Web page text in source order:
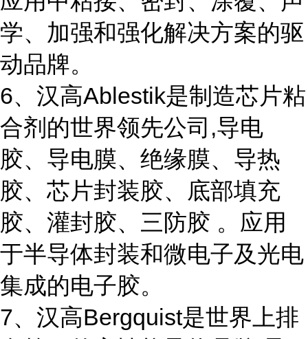
学、加强和强化解决方案的驱
动品牌。
6、汉高Ablestik是制造芯片粘
合剂的世界领先公司,导电
胶、导电膜、绝缘膜、导热
胶、芯片封装胶、底部填充
胶、灌封胶、三防胶 。应用
于半导体封装和微电子及光电
集成的电子胶。
7、汉高Bergquist是世界上排